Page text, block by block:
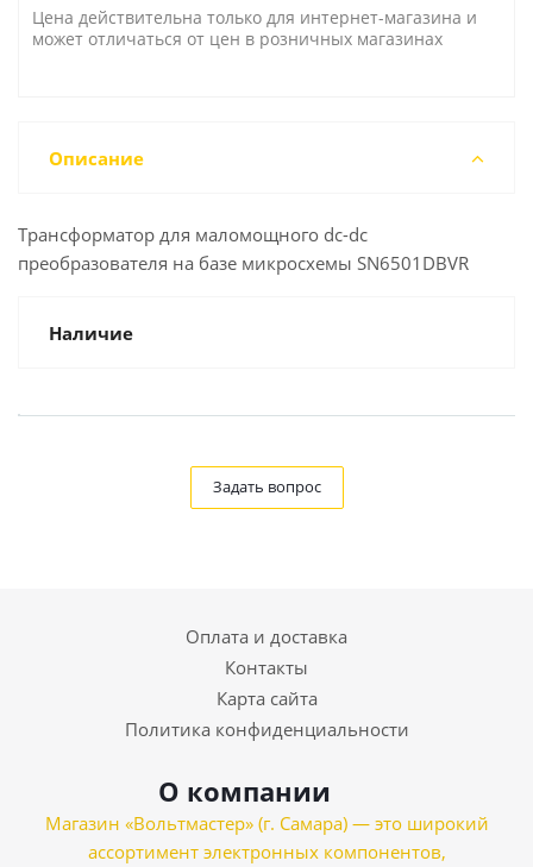
Цена действительна только для интернет-магазина и
может отличаться от цен в розничных магазинах
Описание
Трансформатор для маломощного dc-dc
преобразователя на базе микросхемы SN6501DBVR
Наличие
Задать вопрос
Оплата и доставка
Контакты
Карта сайта
Политика конфиденциальности
О компании
Магазин «Вольтмастер» (г. Самара) — это широкий
ассортимент электронных компонентов,